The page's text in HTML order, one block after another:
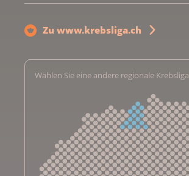
Zu www.krebsliga.ch
Wählen Sie eine andere regionale Krebsliga